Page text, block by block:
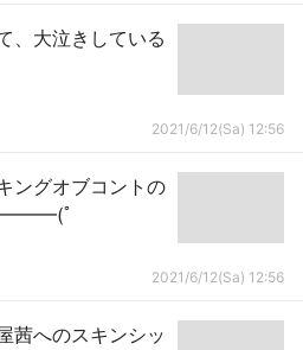
、大泣きしている
2021/6/12(Sa) 12:56
ングオブコントの
ﾟ
2021/6/12(Sa) 12:56
茜へのスキンシッ